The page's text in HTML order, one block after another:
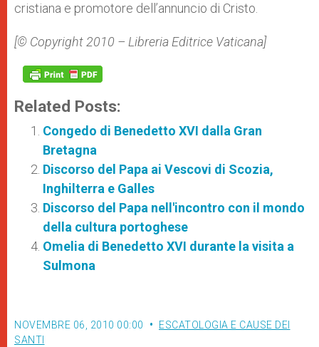
cristiana e promotore dell’annuncio di Cristo.
[© Copyright 2010 – Libreria Editrice Vaticana]
Related Posts:
Congedo di Benedetto XVI dalla Gran
Bretagna
Discorso del Papa ai Vescovi di Scozia,
Inghilterra e Galles
Discorso del Papa nell'incontro con il mondo
della cultura portoghese
Omelia di Benedetto XVI durante la visita a
Sulmona
NOVEMBRE 06, 2010 00:00
ESCATOLOGIA E CAUSE DEI
SANTI